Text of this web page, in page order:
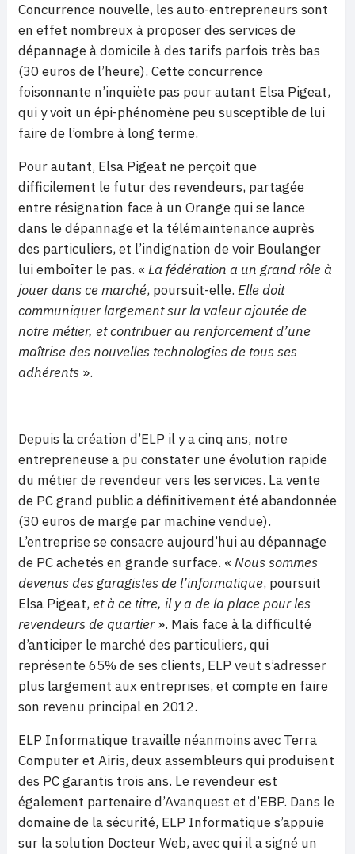
Concurrence nouvelle, les auto-entrepreneurs sont
en effet nombreux à proposer des services de
dépannage à domicile à des tarifs parfois très bas
(30 euros de l’heure). Cette concurrence
foisonnante n’inquiète pas pour autant Elsa Pigeat,
qui y voit un épi-phénomène peu susceptible de lui
faire de l’ombre à long terme.
Pour autant, Elsa Pigeat ne perçoit que
difficilement le futur des revendeurs, partagée
entre résignation face à un Orange qui se lance
dans le dépannage et la télémaintenance auprès
des particuliers, et l’indignation de voir Boulanger
lui emboîter le pas. « La fédération a un grand rôle à
jouer dans ce marché, poursuit-elle. Elle doit
communiquer largement sur la valeur ajoutée de
notre métier, et contribuer au renforcement d’une
maîtrise des nouvelles technologies de tous ses
adhérents ».
Depuis la création d’ELP il y a cinq ans, notre
entrepreneuse a pu constater une évolution rapide
du métier de revendeur vers les services. La vente
de PC grand public a définitivement été abandonnée
(30 euros de marge par machine vendue).
L’entreprise se consacre aujourd’hui au dépannage
de PC achetés en grande surface. « Nous sommes
devenus des garagistes de l’informatique, poursuit
Elsa Pigeat, et à ce titre, il y a de la place pour les
revendeurs de quartier». Mais face à la difficulté
d’anticiper le marché des particuliers, qui
représente 65% de ses clients, ELP veut s’adresser
plus largement aux entreprises, et compte en faire
son revenu principal en 2012.
ELP Informatique travaille néanmoins avec Terra
Computer et Airis, deux assembleurs qui produisent
des PC garantis trois ans. Le revendeur est
également partenaire d’Avanquest et d’EBP. Dans le
domaine de la sécurité, ELP Informatique s’appuie
sur la solution Docteur Web, avec qui il a signé un